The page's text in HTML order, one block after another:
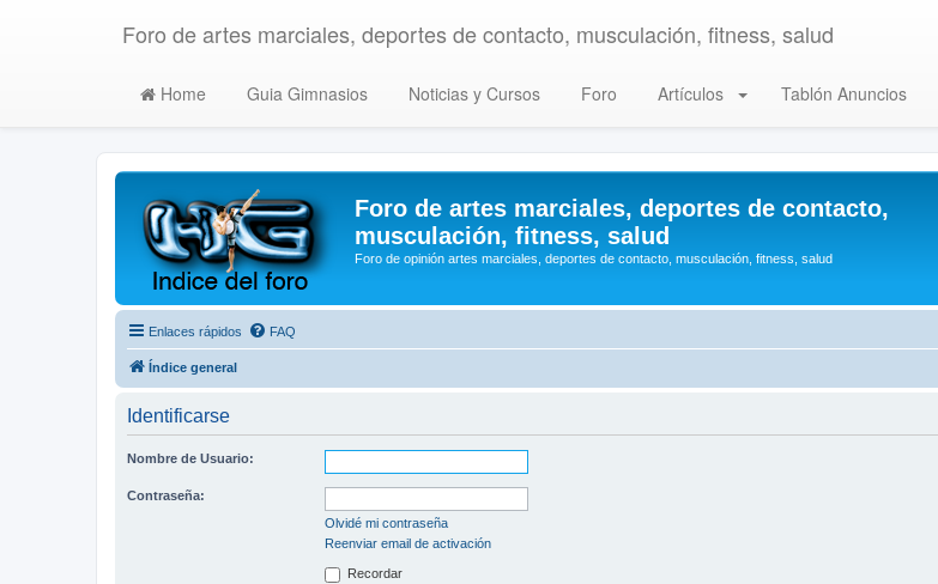
Foro de artes marciales, deportes de contacto, musculación, fitness, salud
Home Guia Gimnasios Noticias y Cursos Foro Artículos Tablón Anuncios
Foro de artes marciales, deportes de contacto,
musculación, fitness, salud
Foro de opinión artes marciales, deportes de contacto, musculación, fitness, salud
Enlaces rápidos FAQ
Índice general
Identificarse
Nombre de Usuario:
Contraseña:
Olvidé mi contraseña
Reenviar email de activación
Recordar